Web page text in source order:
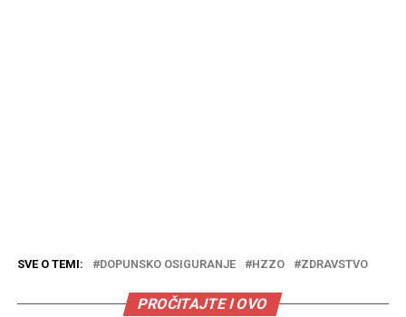
SVE O TEMI: DOPUNSKO OSIGURANJE HZZO ZDRAVSTVO
PROČITAJTE I OVO